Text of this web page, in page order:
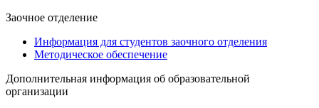
Заочное отделение
Информация для студентов заочного отделения
Методическое обеспечение
Дополнительная информация об образовательной
организации